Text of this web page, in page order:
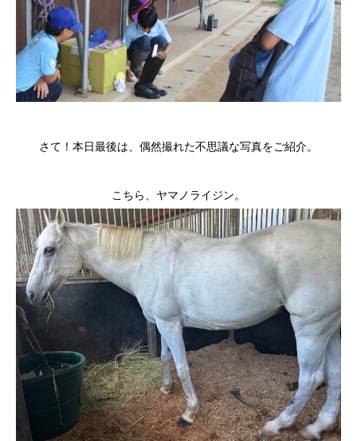
さて！本日最後は、偶然撮れた不思議な写真をご紹介。
こちら、ヤマノライジン。